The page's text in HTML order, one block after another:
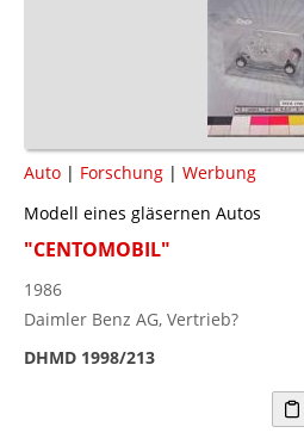
Auto | Forschung | Werbung
Modell eines gläsernen Autos
"CENTOMOBIL"
1986
Daimler Benz AG, Vertrieb?
DHMD 1998/213